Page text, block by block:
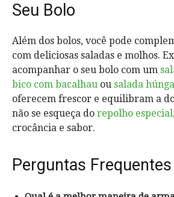
Seu Bolo
Além dos bolos, você pode
com deliciosas saladas e molhos.
acompanhar o seu bolo com um
bico com bacalhau ou salada
oferecem frescor e equilibram a
não se esqueça do repolho especial
crocância e sabor.
Perguntas Frequentes